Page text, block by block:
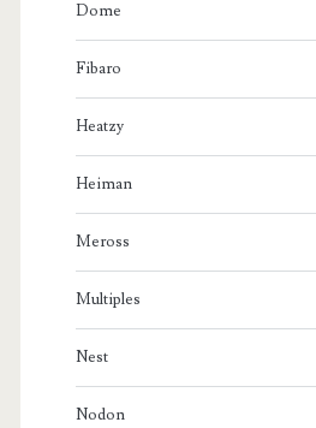
Dome
Fibaro
Heatzy
Heiman
Meross
Multiples
Nest
Nodon